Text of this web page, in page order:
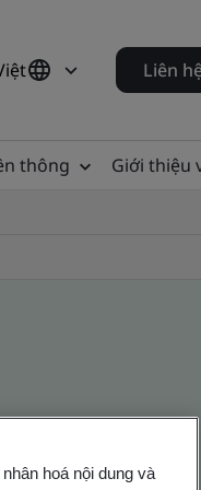
Liên
thông
Giới thiệu
hoá nội dung và